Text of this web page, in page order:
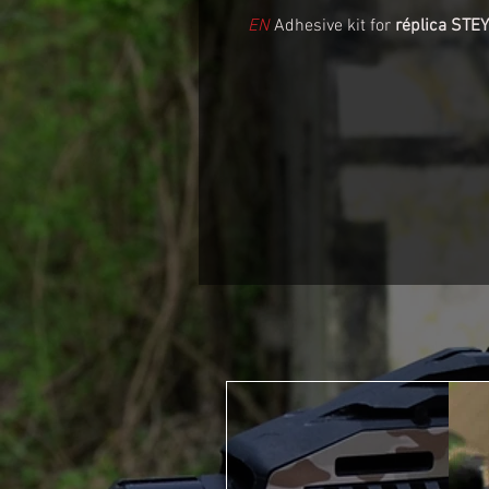
ENAdhesive kit for réplica